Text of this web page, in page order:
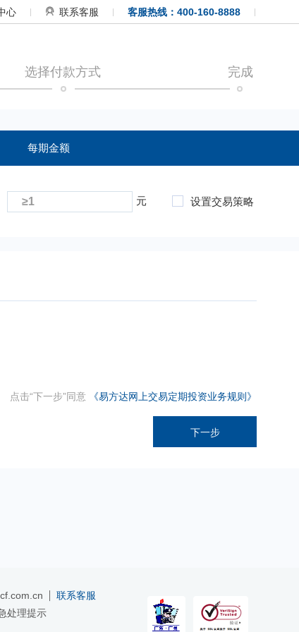
心 联系客服 客服热线：400-160-8888
选择付款方式 完成
每期金额
元 设置交易策略
点击“下一步”同意
《易方达网上交易定期投资业务规则》
联系客服
处理提示